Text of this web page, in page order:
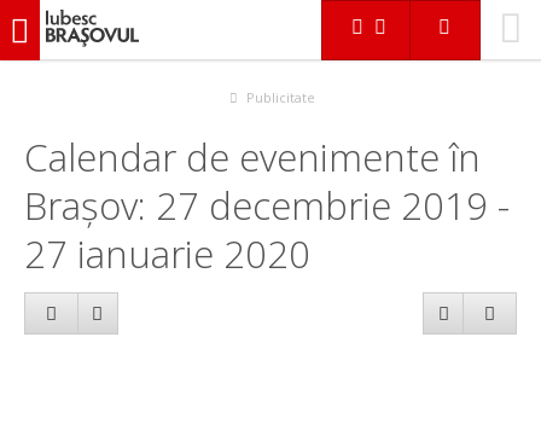
iubescbraşovul.ro
Publicitate
Calendar de evenimente în
Brașov: 27 decembrie 2019 -
27 ianuarie 2020